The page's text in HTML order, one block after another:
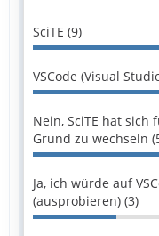
SciTE (9)
VSCode (Visual
Nein, SciTE hat sich
Grund zu wechseln
Ja, ich würde auf
(ausprobieren) (3)